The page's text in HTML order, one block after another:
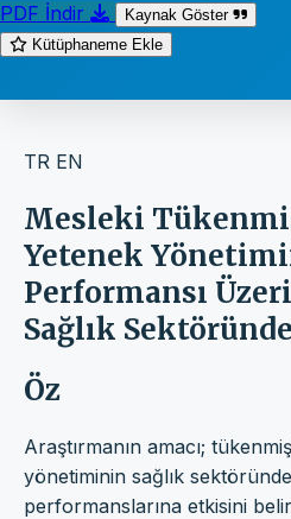
PDF İndir
Kaynak Göster
Kütüphaneme Ekle
TR EN
Mesleki
Yetenek
Performansı
Sağlık
Öz
Araştırmanın amacı;
yönetiminin sağlık
performanslarına etkisini